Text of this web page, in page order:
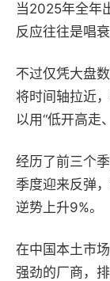
当2025年全年
反应往往是唱衰
不过仅凭大盘
将时间轴拉近
以用“低开高走
经历了前三个
季度迎来反弹
逆势上升9%。
在中国本土市
强劲的厂商，